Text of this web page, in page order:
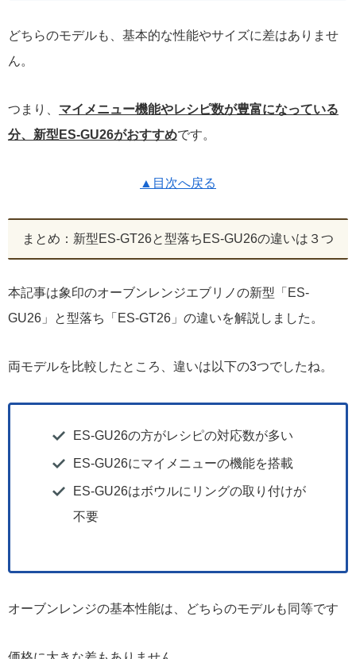
どちらのモデルも、基本的な性能やサイズに差はありませ
ん。
つまり、 マイメニュー機能やレシピ数が豊富になっている
分、新型ES-GU26がおすすめです。
▲目次へ戻る
まとめ：新型ES-GT26と型落ちES-GU26の違いは３つ
本記事は象印のオーブンレンジエブリノの新型「ES-
GU26」と型落ち「ES-GT26」の違いを解説しました。
両モデルを比較したところ、違いは以下の3つでしたね。
ES-GU26の方がレシピの対応数が多い
ES-GU26にマイメニューの機能を搭載
ES-GU26はボウルにリングの取り付けが
不要
オーブンレンジの基本性能は、どちらのモデルも同等です